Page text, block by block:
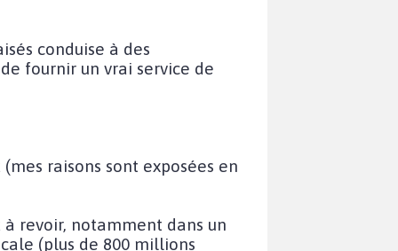
conduise à des
fournir un vrai service de
raisons sont exposées en
revoir, notamment dans un
(plus de 800 millions